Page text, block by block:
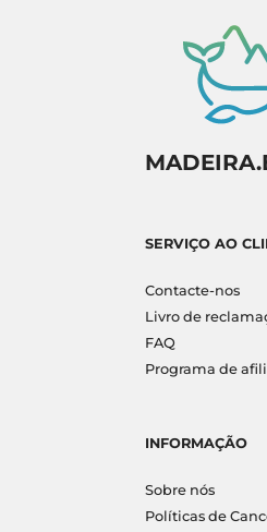
SERVIÇO AO
Contacte-nos
Livro de
FAQ
Programa de
INFORMAÇÃO
Sobre nós
Políticas de